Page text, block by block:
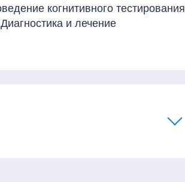
когнитивного тестирования
и лечение